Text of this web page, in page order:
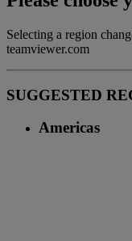
Selecting a region
teamviewer.com
SUGGESTED
Americas